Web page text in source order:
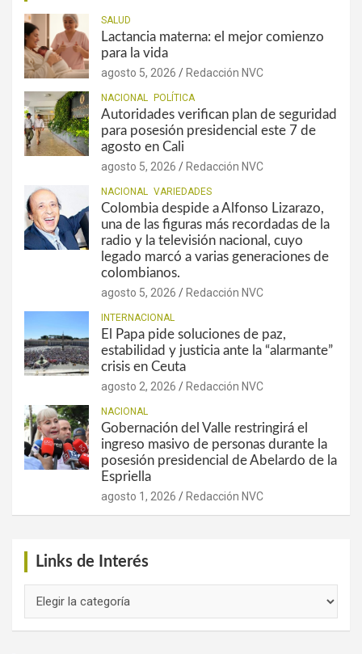
SALUD
Lactancia materna: el mejor comienzo
para la vida
agosto 5, 2026 Redacción NVC
NACIONAL POLÍTICA
Autoridades verifican plan de seguridad
para posesión presidencial este 7 de
agosto en Cali
agosto 5, 2026 Redacción NVC
NACIONAL VARIEDADES
Colombia despide a Alfonso Lizarazo,
una de las figuras más recordadas de la
radio y la televisión nacional, cuyo
legado marcó a varias generaciones de
colombianos.
agosto 5, 2026 Redacción NVC
INTERNACIONAL
El Papa pide soluciones de paz,
estabilidad y justicia ante la “alarmante”
crisis en Ceuta
agosto 2, 2026 Redacción NVC
NACIONAL
Gobernación del Valle restringirá el
ingreso masivo de personas durante la
posesión presidencial de Abelardo de la
Espriella
agosto 1, 2026 Redacción NVC
Links de Interés